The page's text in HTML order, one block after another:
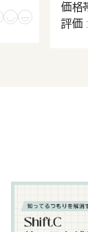
価格
評価